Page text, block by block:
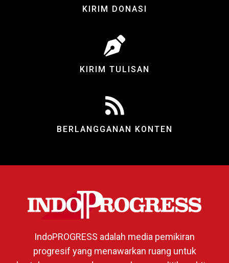
KIRIM DONASI
KIRIM TULISAN
BERLANGGANAN KONTEN
IndoPROGRESS adalah media pemikiran
progresif yang menawarkan ruang untuk